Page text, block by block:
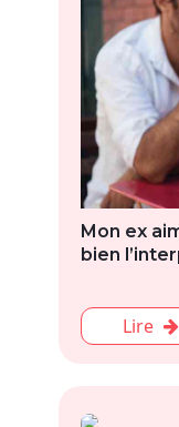
Mon ex
bien
Lire